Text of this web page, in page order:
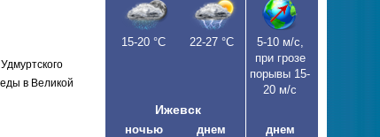
15-20 °С 22-27°С
5-10 м/c,
при грозе
порывы 15-
20 м/с
Ижевск
ночью днем днем
в Великой